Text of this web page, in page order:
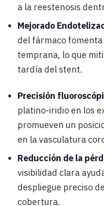
a la reestenosis
Mejorado
del fármaco
temprana, lo que
tardía del stent.
Precisión
platino-iridio en los
promueven un
en la vasculatura
Reducción de la
visibilidad clara
despliegue preciso
cobertura.